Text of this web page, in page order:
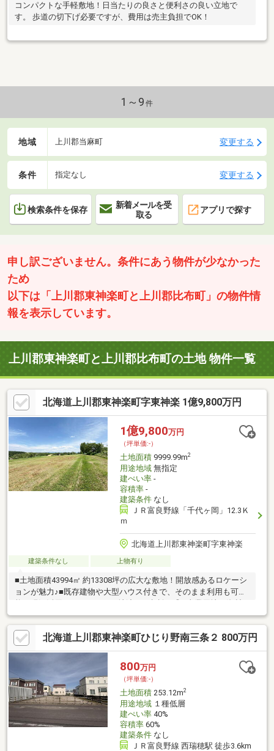
コンパクトな手軽敷地！日当たりの良さと便利さの良い立地で
す。 歩道の切下げ必要ですが、費用は売主負担でOK！
1～9 件
地域 上川郡当麻町 変更する
条件 指定なし 変更する
検索条件を保存
新着メールを受
取る
アプリで探す
申し訳ございません。条件にあう物件が少なかった
ため
以下は「上川郡東神楽町と上川郡比布町」の物件情
報を表示しています。
上川郡東神楽町と上川郡比布町の土地 物件一覧
北海道上川郡東神楽町字東神楽 1億9,800万円
1億9,800万円
（坪単価:-）
土地面積9999.99m2
用途地域無指定
建ぺい率-
容積率-
建築条件なし
ＪＲ富良野線「千代ヶ岡」12.3Ｋ
ｍ
北海道上川郡東神楽町字東神楽
建築条件なし 上物有り
■土地面積43994㎡ 約13308坪の広大な敷地！開放感あるロケーシ
ョンが魅力♪■既存建物や大型ハウス付きで、そのまま利用も可
能！現況活用はもちろん、更地渡しも相談可◎■事業用地・資材
置場・農業関連施設・レジャー関連用地など多用途に検討できま
す♪■隣接するひがしかぐら森林公園パークゴルフ場や、近くのひ
がしかぐら森林公園も魅力！■遊水池沿いの道路環境もあり、緑
と水辺を感じる自然豊かな立地です♪※SUUMOの土地面積欄は
9999.99㎡までの表示となりますが、実際の土地面積は合計43994
㎡ですお気軽にお問い合わせください♪（TEL:011-790-8100）
北海道上川郡東神楽町ひじり野南三条２ 800万円
800万円
（坪単価:-）
土地面積253.12m2
用途地域１種低層
建ぺい率40%
容積率60%
建築条件なし
ＪＲ富良野線 西瑞穂駅 徒歩3.6km